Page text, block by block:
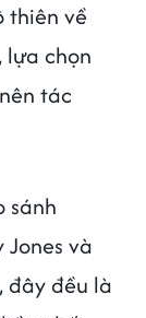
thiên về
lựa chọn
tác
sánh
và
đây đều là